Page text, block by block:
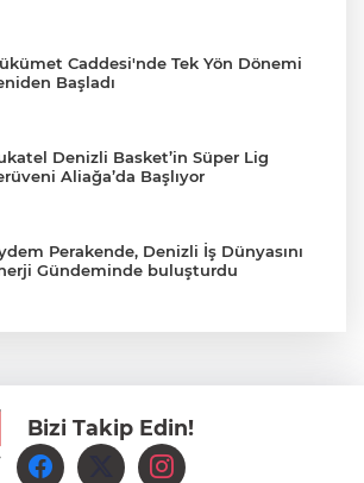
Caddesi'nde Tek Yön Dönemi
Başladı
Denizli Basket’in Süper Lig
Aliağa’da Başlıyor
Perakende, Denizli İş Dünyasını
Gündeminde buluşturdu
Büyükşehir Belediyespor Kadın
Takımı yeni sezon hazırlıklarına
Bizi Takip Edin!